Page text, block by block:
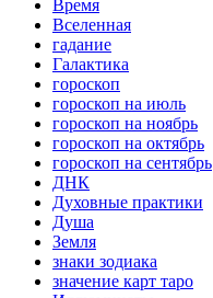
Время
Вселенная
гадание
Галактика
гороскоп
гороскоп на июль
гороскоп на ноябрь
гороскоп на октябрь
гороскоп на сентябрь
ДНК
Духовные практики
Душа
Земля
знаки зодиака
значение карт таро